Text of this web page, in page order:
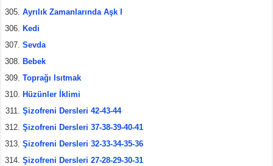
Ayrılık Zamanlarında Aşk I
Kedi
Sevda
Bebek
Toprağı Isıtmak
Hüzünler İklimi
Şizofreni Dersleri 42-43-44
Şizofreni Dersleri 37-38-39-40-41
Şizofreni Dersleri 32-33-34-35-36
Şizofreni Dersleri 27-28-29-30-31